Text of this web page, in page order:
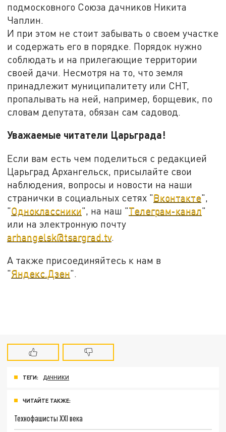
подмосковного Союза дачников Никита
Чаплин.
И при этом не стоит забывать о своем участке
и содержать его в порядке. Порядок нужно
соблюдать и на прилегающие территории
своей дачи. Несмотря на то, что земля
принадлежит муниципалитету или СНТ,
пропалывать на ней, например, борщевик, по
словам депутата, обязан сам садовод.
Уважаемые читатели Царьграда!
Если вам есть чем поделиться с редакцией
Царьград Архангельск, присылайте свои
наблюдения, вопросы и новости на наши
странички в социальных сетях "Вконтакте",
"Одноклассники", на наш "Телеграм-канал"
или на электронную почту
arhangelsk@tsargrad.tv.
А также присоединяйтесь к нам в
"Яндекс.Дзен".
ТЕГИ: ДАЧНИКИ
ЧИТАЙТЕ ТАКЖЕ:
Технофашисты XXI века